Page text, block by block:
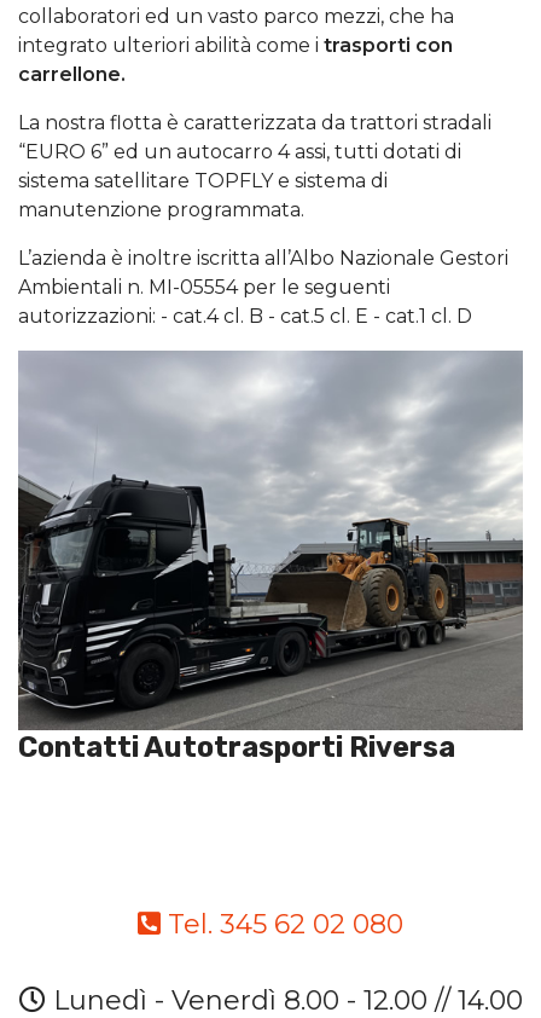
collaboratori ed un vasto parco mezzi, che ha
integrato ulteriori abilità come i trasporti con
carrellone.
La nostra flotta è caratterizzata da trattori stradali
“EURO 6” ed un autocarro 4 assi, tutti dotati di
sistema satellitare TOPFLY e sistema di
manutenzione programmata.
L’azienda è inoltre iscritta all’Albo Nazionale Gestori
Ambientali n. MI-05554 per le seguenti
autorizzazioni: - cat.4 cl. B - cat.5 cl. E - cat.1 cl. D
Contatti Autotrasporti Riversa
Tel. 345 62 02 080
Lunedì - Venerdì 8.00 - 12.00 // 14.00